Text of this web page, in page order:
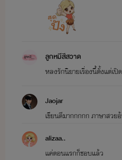
ลูกหมีสีสวาด
หลงรักนิยายเรื่องนี้ตั้งแต่เปิ
Jaojar
เขียนดีมากกกกก ภาษาสวยอ้
alizaa..
แค่ตอนแรกก็ชอบแล้ว